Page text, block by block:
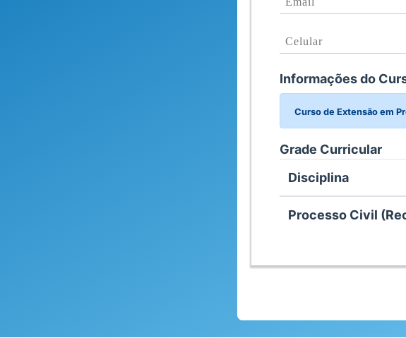
Informações do
Curso de Extensão em
Grade Curricular
Disciplina
Processo Civil